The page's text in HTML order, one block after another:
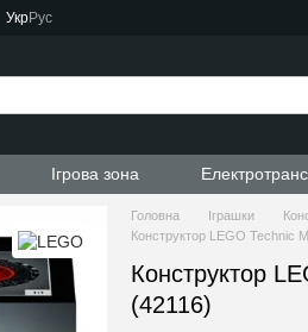
УкрРус
Ігрова зона
Головна Іграшки
Конструктор LEGO Technic
Конструктор
(42116)